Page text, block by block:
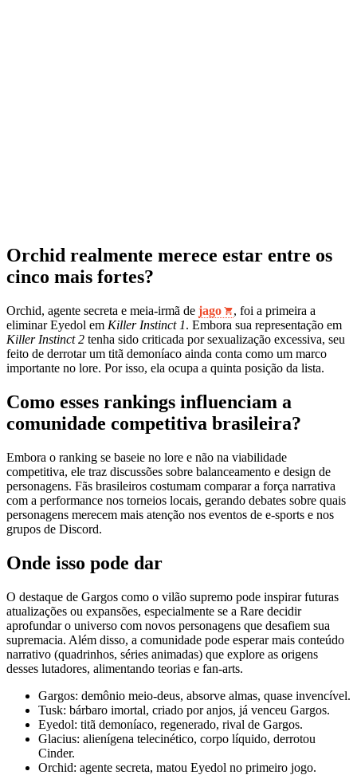
Orchid realmente merece estar entre os
cinco mais fortes?
Orchid, agente secreta e meia‑irmã de jago
, foi a primeira a
eliminar Eyedol em Killer Instinct 1. Embora sua representação em
Killer Instinct 2 tenha sido criticada por sexualização excessiva, seu
feito de derrotar um titã demoníaco ainda conta como um marco
importante no lore. Por isso, ela ocupa a quinta posição da lista.
Como esses rankings influenciam a
comunidade competitiva brasileira?
Embora o ranking se baseie no lore e não na viabilidade
competitiva, ele traz discussões sobre balanceamento e design de
personagens. Fãs brasileiros costumam comparar a força narrativa
com a performance nos torneios locais, gerando debates sobre quais
personagens merecem mais atenção nos eventos de e‑sports e nos
grupos de Discord.
Onde isso pode dar
O destaque de Gargos como o vilão supremo pode inspirar futuras
atualizações ou expansões, especialmente se a Rare decidir
aprofundar o universo com novos personagens que desafiem sua
supremacia. Além disso, a comunidade pode esperar mais conteúdo
narrativo (quadrinhos, séries animadas) que explore as origens
desses lutadores, alimentando teorias e fan‑arts.
Gargos: demônio meio‑deus, absorve almas, quase invencível.
Tusk: bárbaro imortal, criado por anjos, já venceu Gargos.
Eyedol: titã demoníaco, regenerado, rival de Gargos.
Glacius: alienígena telecinético, corpo líquido, derrotou
Cinder.
Orchid: agente secreta, matou Eyedol no primeiro jogo.